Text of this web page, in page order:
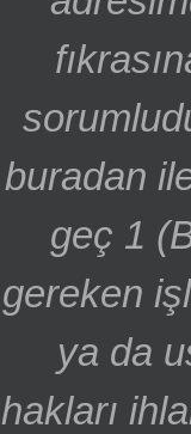
buradan
geç 1
gereken
ya da
hakları